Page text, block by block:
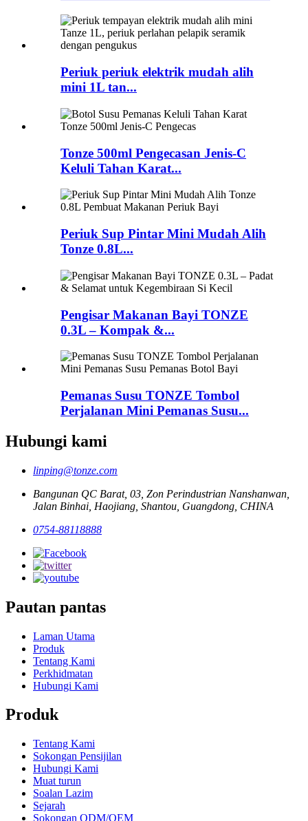
Periuk periuk elektrik mudah alih
mini 1L tan...
Tonze 500ml Pengecasan Jenis-C
Keluli Tahan Karat...
Periuk Sup Pintar Mini Mudah Alih
Tonze 0.8L...
Pengisar Makanan Bayi TONZE
0.3L – Kompak &...
Pemanas Susu TONZE Tombol
Perjalanan Mini Pemanas Susu...
Hubungi kami
linping@tonze.com
Bangunan QC Barat, 03, Zon Perindustrian Nanshanwan,
Jalan Binhai, Haojiang, Shantou, Guangdong, CHINA
0754-88118888
Pautan pantas
Laman Utama
Produk
Tentang Kami
Perkhidmatan
Hubungi Kami
Produk
Tentang Kami
Sokongan Pensijilan
Hubungi Kami
Muat turun
Soalan Lazim
Sejarah
Sokongan ODM/OEM